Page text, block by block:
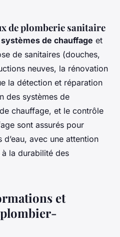
de plomberie sanitaire
de chauffage et
de sanitaires (douches,
neuves, la rénovation
la détection et réparation
des systèmes de
chauffage, et le contrôle
sont assurés pour
avec une attention
la durabilité des
et